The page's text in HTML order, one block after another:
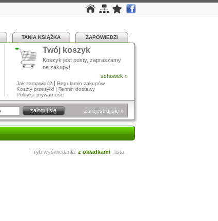
TANIA KSIĄŻKA ZAPOWIEDZI
Twój koszyk
Koszyk jest pusty, zapraszamy
na zakupy!
schowek »
Jak zamawiać? | Regulamin zakupów
Koszty przesyłki | Termin dostawy
Polityka prywatności
zarejestruj się »
Tryb wyświetlania: z okładkami lista